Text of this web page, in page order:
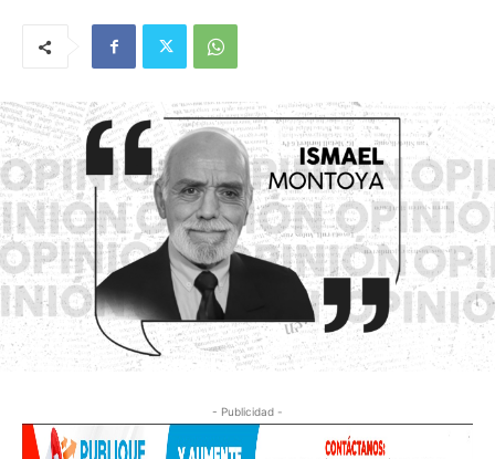
- Publicidad -